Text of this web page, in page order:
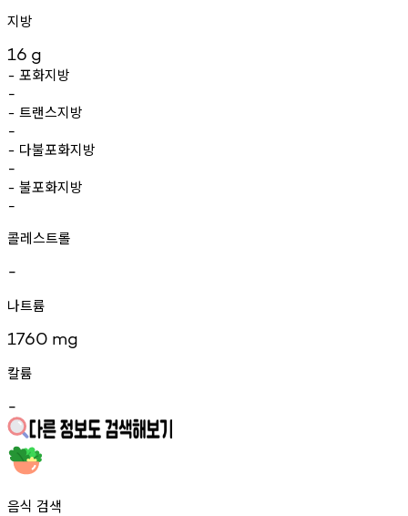
지방
16 g
- 포화지방
-
- 트랜스지방
-
- 다불포화지방
-
- 불포화지방
-
콜레스트롤
-
나트륨
1760 mg
칼륨
-
음식 검색